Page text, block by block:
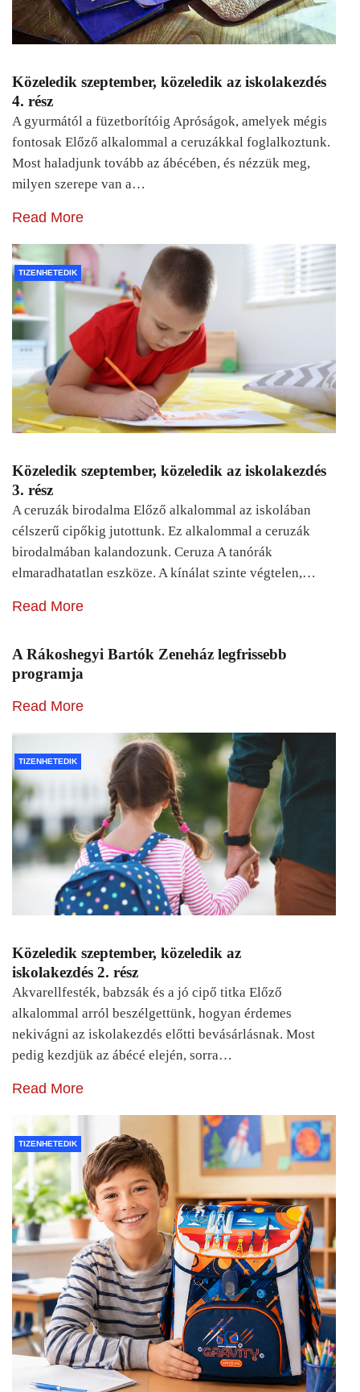
Közeledik szeptember, közeledik az iskolakezdés
4. rész
A gyurmától a füzetborítóig Apróságok, amelyek mégis
fontosak Előző alkalommal a ceruzákkal foglalkoztunk.
Most haladjunk tovább az ábécében, és nézzük meg,
milyen szerepe van a…
Read More
TIZENHETEDIK
Közeledik szeptember, közeledik az iskolakezdés
3. rész
A ceruzák birodalma Előző alkalommal az iskolában
célszerű cipőkig jutottunk. Ez alkalommal a ceruzák
birodalmában kalandozunk. Ceruza A tanórák
elmaradhatatlan eszköze. A kínálat szinte végtelen,…
Read More
A Rákoshegyi Bartók Zeneház legfrissebb
programja
Read More
TIZENHETEDIK
Közeledik szeptember, közeledik az
iskolakezdés 2. rész
Akvarellfesték, babzsák és a jó cipő titka Előző
alkalommal arról beszélgettünk, hogyan érdemes
nekivágni az iskolakezdés előtti bevásárlásnak. Most
pedig kezdjük az ábécé elején, sorra…
Read More
TIZENHETEDIK